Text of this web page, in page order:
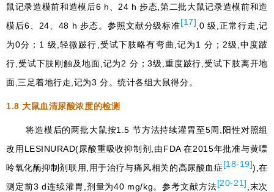
鼠记录造模前和造模后6 h、24 h 步态,第二批大鼠记录造模前和造
模后6、24、48 h 步态。参照文献分级标准[17] ,0 级,正常行走,记
为0分；1 级,轻微跛行,受试下肢略有弯曲,记为1 分；2级,中度跛
行,受试下肢刚触及地面,记为2 分；3级,重度跛行,受试下肢离开地
面,三足着地行走,记为3 分。统计各组大鼠得分。
1.8大鼠血清尿酸浓度的检测
将造模后的两批大鼠按1.5 节方法持续灌胃至5周,阳性对照组
改用LESINURAD(尿酸重吸收抑制剂,由FDA 在2015年批准与黄嘌
呤氧化酶抑制剂联用,用于治疗与痛风相关的高尿酸血症[18-19]),在
测定前3 d连续灌胃,剂量为40 mg/kg。参考文献方法[20-21] ,末次